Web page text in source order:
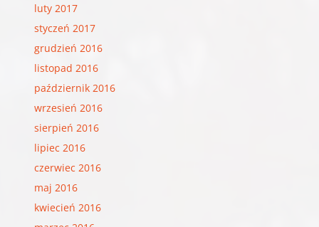
luty 2017
styczeń 2017
grudzień 2016
listopad 2016
październik 2016
wrzesień 2016
sierpień 2016
lipiec 2016
czerwiec 2016
maj 2016
kwiecień 2016